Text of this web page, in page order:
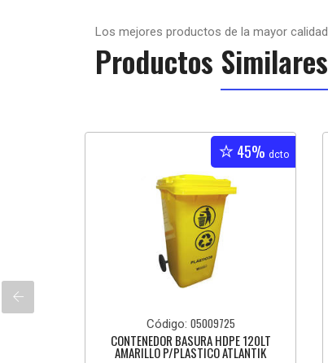
Los mejores productos de la mayor calidad
Productos Similares
45% dcto
Código: 05009725
CONTENEDOR BASURA HDPE 120LT
AMARILLO P/PLASTICO ATLANTIK